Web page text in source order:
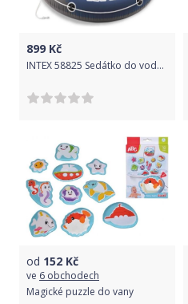
899 Kč
INTEX 58825 Sedátko do vody s držadly
od 152 Kč
ve 6 obchodech
Magické puzzle do vany